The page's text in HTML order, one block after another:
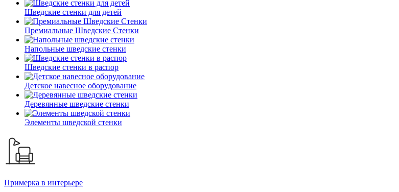
Шведские стенки для детей
Премиальные Шведские Стенки
Напольные шведские стенки
Шведские стенки в распор
Детское навесное оборудование
Деревянные шведские стенки
Элементы шведской стенки
Примерка в интерьере